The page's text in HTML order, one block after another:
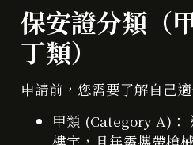
保安證分類（
丁類）
申請前，您需要了解自己
甲類 (Category A)：